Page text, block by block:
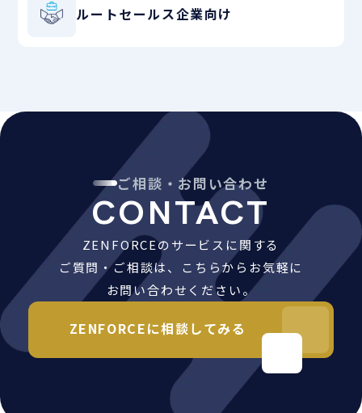
ルートセールス企業向け
ご相談・お問い合わせ
CONTACT
ZENFORCEのサービスに関する
ご質問・ご相談は、こちらからお気軽に
お問い合わせください。
ZENFORCEに相談してみる